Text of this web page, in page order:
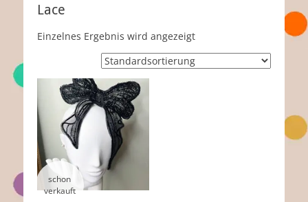
Lace
Einzelnes Ergebnis wird angezeigt